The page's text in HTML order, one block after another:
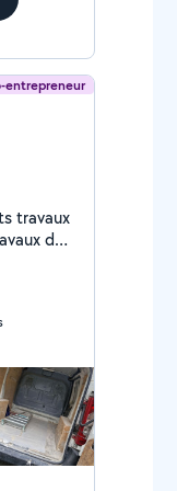
entrepreneur
de
et